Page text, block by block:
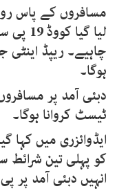
مسافروں کے پاس
لیا گیا کووڈ19 پی
چاہیے۔ ریپڈ
ہوگا۔
دبئی آمد پر
ٹیسٹ کروانا ہوگا۔
ایڈوائزری میں کہا
کو پہلی تین شرائط
انہیں دبئی آمد پر